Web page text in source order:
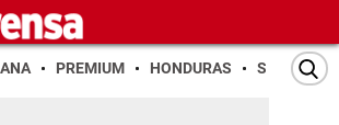
PREMIUM HONDURAS SAN PEDRO